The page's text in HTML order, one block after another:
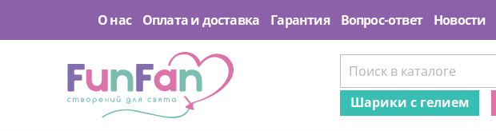
О нас Оплата и доставка Гарантия Вопрос-ответ Новости
Шарики с гелием